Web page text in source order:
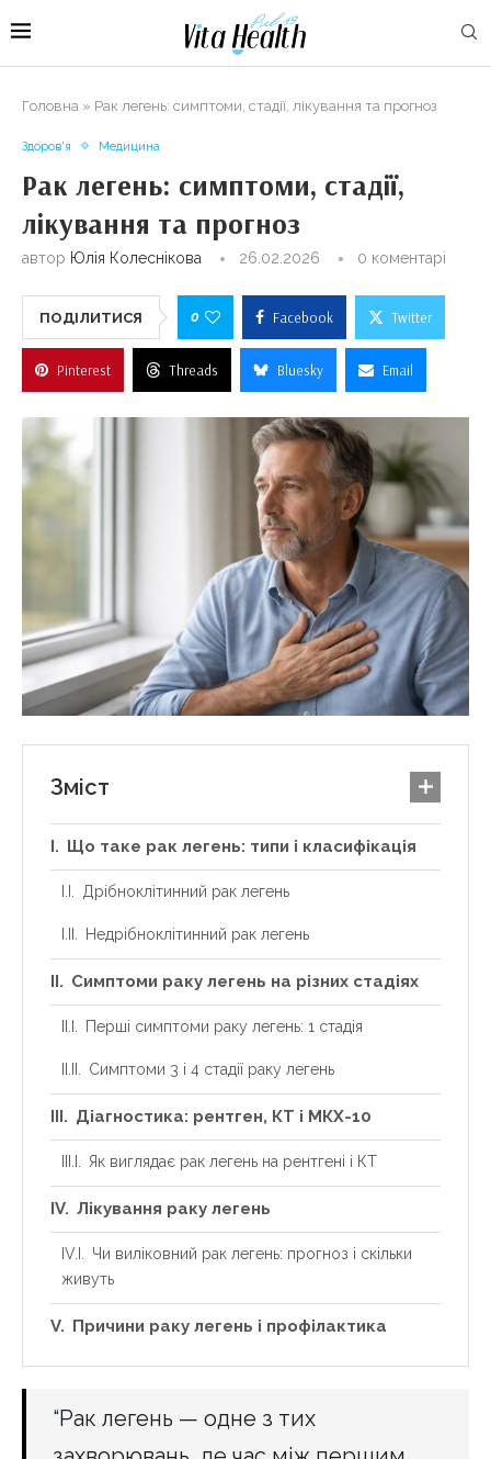
Головна » Рак легень: симптоми, стадії, лікування та прогноз
Здоров'я Медицина
Рак легень: симптоми, стадії,
лікування та прогноз
автор Юлія Колеснікова 26.02.2026 0 коментарі
ПОДІЛИТИСЯ 0 Facebook Twitter
Pinterest Threads Bluesky Email
Зміст
Що таке рак легень: типи і класифікація
Дрібноклітинний рак легень
Недрібноклітинний рак легень
Симптоми раку легень на різних стадіях
Перші симптоми раку легень: 1 стадія
Симптоми 3 і 4 стадії раку легень
Діагностика: рентген, КТ і МКХ-10
Як виглядає рак легень на рентгені і КТ
Лікування раку легень
Чи виліковний рак легень: прогноз і скільки
живуть
Причини раку легень і профілактика
“Рак легень — одне з тих